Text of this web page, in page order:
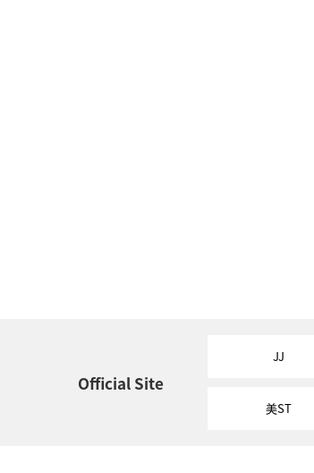
Official Site
JJ
美ST